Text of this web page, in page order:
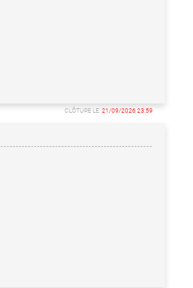
CLÔTURE LE:21/09/2026 23:59